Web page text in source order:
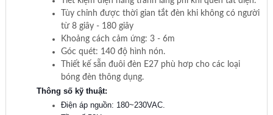
Tùy chỉnh được thời gian tắt đèn khi không có người
từ 8 giây - 180 giây
Khoảng cách cảm ứng: 3 - 6m
Góc quét: 140 độ hình nón.
Thiết kế sẵn đuôi đèn E27 phù hơp cho các loại
bóng đèn thông dụng.
Thông số kỹ thuật:
Điện áp nguồn: 180~230VAC.